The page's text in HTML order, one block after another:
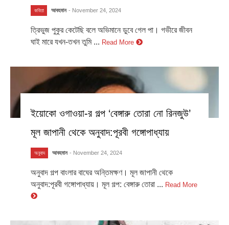
কবিতা আবহমান - November 24, 2024
ত্রিভুজ পুকুর কেটেছি বলে অভিমানে ডুবে গেল পা। গভীরে জীবন
ঘাই মারে যখন-তখন তুমি ... Read More
ইয়োকো ওগাওয়া-র গল্প ‘বেঙ্গারু তোরা নো রিনজুউ’
মূল জাপানী থেকে অনুবাদ:পূরবী গঙ্গোপাধ্যায়
অনুবাদ আবহমান - November 24, 2024
অনুবাদ গল্প বাংলার বাঘের অন্তিমক্ষণ। মূল জাপানী থেকে
অনুবাদ:পূরবী গঙ্গোপাধ্যায়। মূল গল্প: বেঙ্গারু তোরা ... Read More